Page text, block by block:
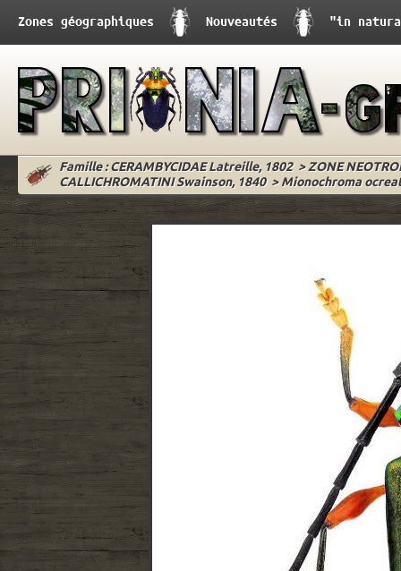
Zones géographiques Nouveautés "in
Famille : CERAMBYCIDAE Latreille, 1802>ZONE
CALLICHROMATINI Swainson, 1840>Mionochroma